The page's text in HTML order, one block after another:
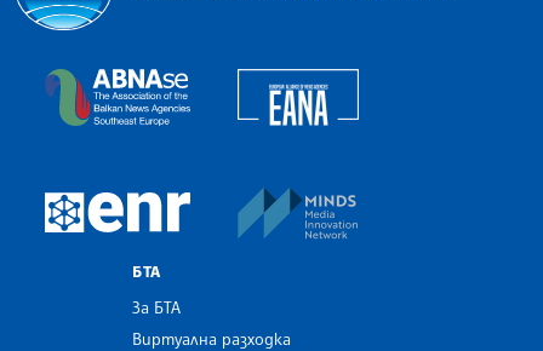
The Assocoation of the Balkan News Agencies
European Newsroom
БТА
За БТА
Виртуална разходка